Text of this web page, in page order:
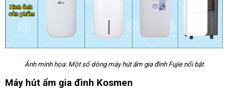
Ảnh minh họa: Một số dòng máy hút ẩm gia đình Fujie nổi bật
Máy hút ẩm gia đình Kosmen